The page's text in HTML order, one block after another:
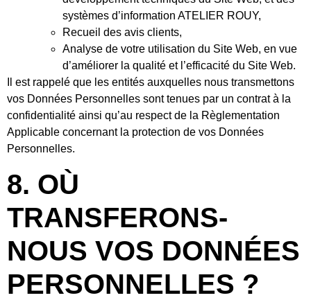
systèmes d’information ATELIER ROUY,
Recueil des avis clients,
Analyse de votre utilisation du Site Web, en vue
d’améliorer la qualité et l’efficacité du Site Web.
Il est rappelé que les entités auxquelles nous transmettons
vos Données Personnelles sont tenues par un contrat à la
confidentialité ainsi qu’au respect de la Règlementation
Applicable concernant la protection de vos Données
Personnelles.
8. OÙ
TRANSFERONS-
NOUS VOS DONNÉES
PERSONNELLES ?